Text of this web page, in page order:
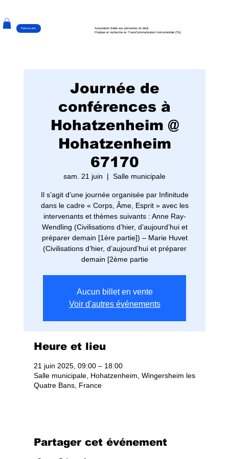
Faire un don
Association d'aide aux personnes en deuil
Pratique et recherche en TransCommunication Instrumentale (Tci)
Journée de
conférences à
Hohatzenheim @
Hohatzenheim
67170
sam. 21 juin
  |
Salle municipale
Il s’agit d’une journée organisée par Infinitude
dans le cadre « Corps, Âme, Esprit » avec les
intervenants et thèmes suivants : Anne Ray-
Wendling (Civilisations d’hier, d’aujourd’hui et
préparer demain [1ère partie]) – Marie Huvet
(Civilisations d’hier, d’aujourd’hui et préparer
demain [2ème partie
Aucun billet en vente
Voir d'autres événements
Heure et lieu
21 juin 2025, 09:00 – 18:00
Salle municipale, Hohatzenheim, Wingersheim les
Quatre Bans, France
Partager cet événement